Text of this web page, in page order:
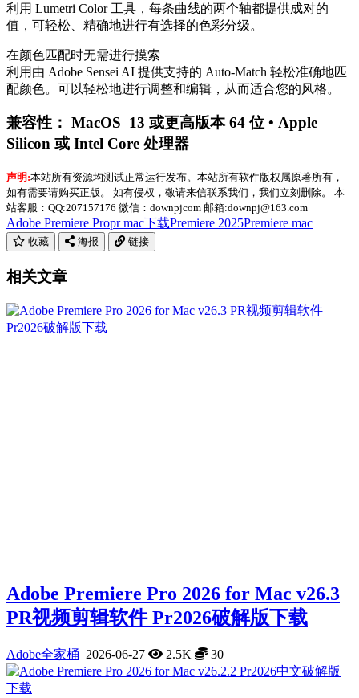
利用 Lumetri Color 工具，每条曲线的两个轴都提供成对的
值，可轻松、精确地进行有选择的色彩分级。
在颜色匹配时无需进行摸索
利用由 Adobe Sensei AI 提供支持的 Auto-Match 轻松准确地匹
配颜色。可以轻松地进行调整和编辑，从而适合您的风格。
兼容性： MacOS 13 或更高版本 64 位 • Apple
Silicon 或 Intel Core 处理器
声明:本站所有资源均测试正常运行发布。本站所有软件版权属原著所有，
如有需要请购买正版。 如有侵权，敬请来信联系我们，我们立刻删除。 本
站客服：QQ:207157176 微信：downpjcom 邮箱:downpj@163.com
Adobe Premiere Propr mac下载Premiere 2025Premiere mac
收藏 海报 链接
相关文章
Adobe Premiere Pro 2026 for Mac v26.3
PR视频剪辑软件 Pr2026破解版下载
Adobe全家桶 2026-06-27 2.5K 30